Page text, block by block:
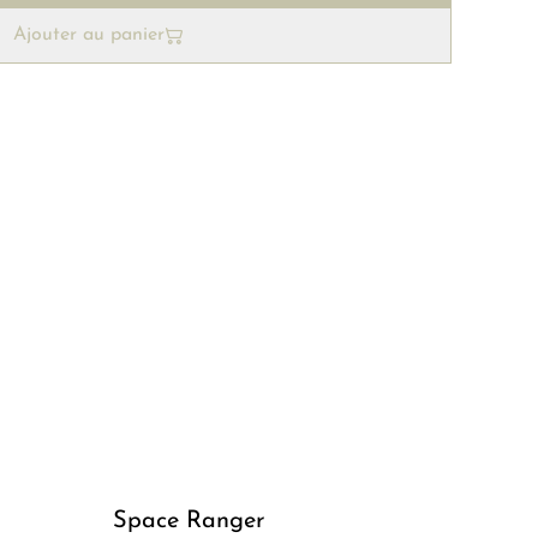
Ajouter au panier
Space Ranger